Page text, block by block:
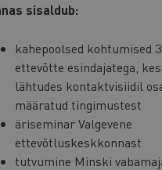
sisaldub:
kahepoolsed kohtumised
ettevõtte esindajatega,
lähtudes kontaktvisiidil
määratud tingimustest
äriseminar Valgevene
ettevõtluskeskkonnast
tutvumine Minski